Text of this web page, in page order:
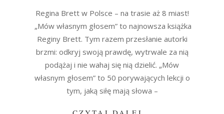
31Regina Brett w Polsce – na trasie aż 8 miast!
„Mów własnym głosem” to najnowsza książka
Reginy Brett. Tym razem przesłanie autorki
brzmi: odkryj swoją prawdę, wytrwale za nią
podążaj i nie wahaj się nią dzielić. „Mów
własnym głosem” to 50 porywających lekcji o
tym, jaką siłę mają słowa –